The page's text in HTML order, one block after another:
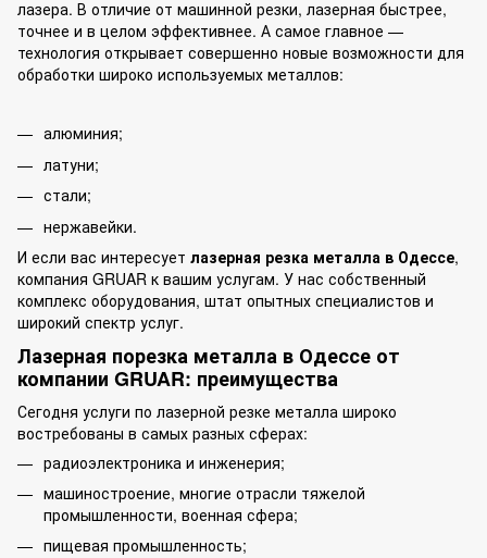
лазера. В отличие от машинной резки, лазерная быстрее,
точнее и в целом эффективнее. А самое главное —
технология открывает совершенно новые возможности для
обработки широко используемых металлов:
алюминия;
латуни;
стали;
нержавейки.
И если вас интересует лазерная резка металла в Одессе,
компания GRUAR к вашим услугам. У нас собственный
комплекс оборудования, штат опытных специалистов и
широкий спектр услуг.
Лазерная порезка металла в Одессе от
компании GRUAR: преимущества
Сегодня услуги по лазерной резке металла широко
востребованы в самых разных сферах:
радиоэлектроника и инженерия;
машиностроение, многие отрасли тяжелой
промышленности, военная сфера;
пищевая промышленность;